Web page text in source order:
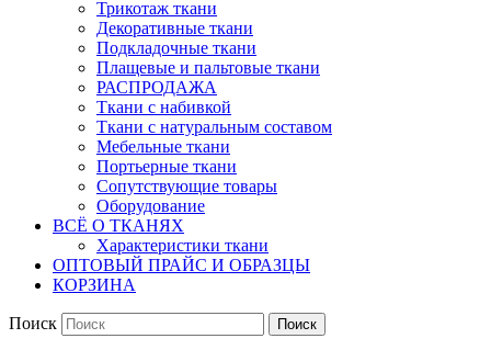
Трикотаж ткани
Декоративные ткани
Подкладочные ткани
Плащевые и пальтовые ткани
РАСПРОДАЖА
Ткани с набивкой
Ткани с натуральным составом
Мебельные ткани
Портьерные ткани
Сопутствующие товары
Оборудование
ВСЁ О ТКАНЯХ
Характеристики ткани
ОПТОВЫЙ ПРАЙС И ОБРАЗЦЫ
КОРЗИНА
Поиск